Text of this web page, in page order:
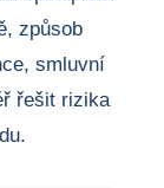
způsob
smluvní
řešit rizika